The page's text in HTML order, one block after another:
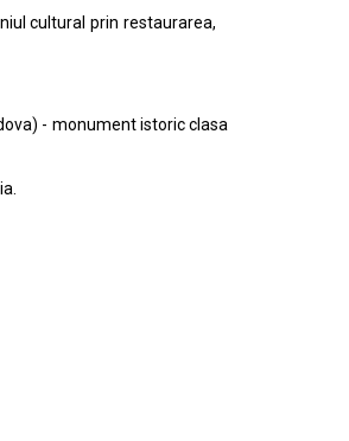
cultural prin restaurarea,
- monument istoric clasa